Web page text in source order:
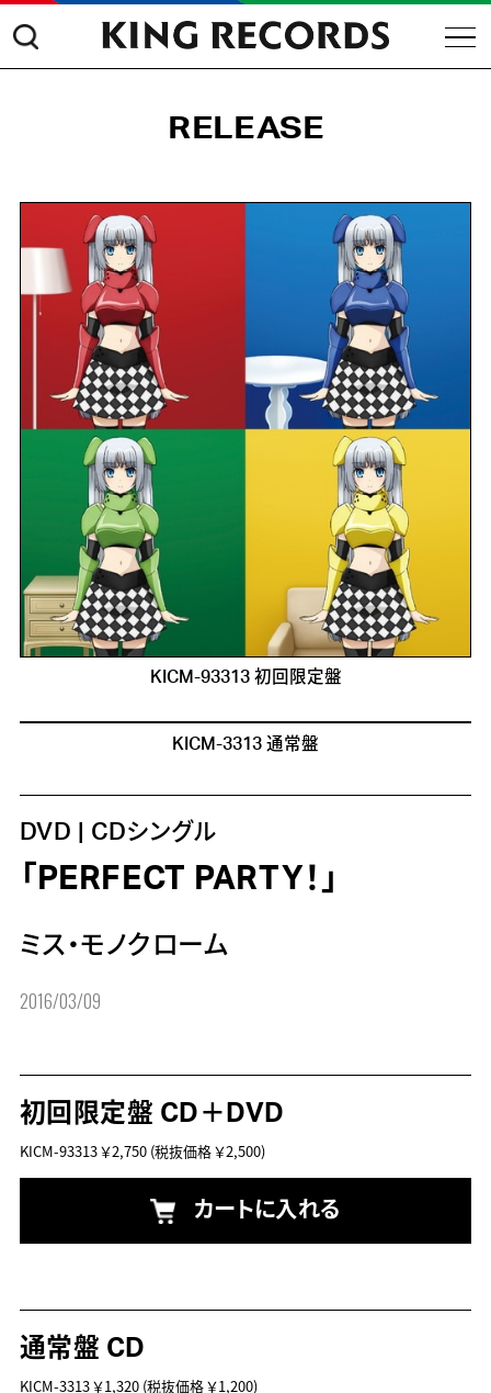
RELEASE
KICM-93313 初回限定盤
KICM-3313 通常盤
DVD | CDシングル
「PERFECT PARTY！」
ミス・モノクローム
2016/03/09
初回限定盤 CD＋DVD
KICM-93313￥2,750(税抜価格 ￥2,500)
カートに入れる
通常盤 CD
KICM-3313￥1,320(税抜価格 ￥1,200)